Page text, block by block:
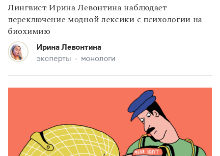
Лингвист Ирина Левонтина наблюдает
переключение модной лексики с психологии на
биохимию
Ирина Левонтина
эксперты монологи